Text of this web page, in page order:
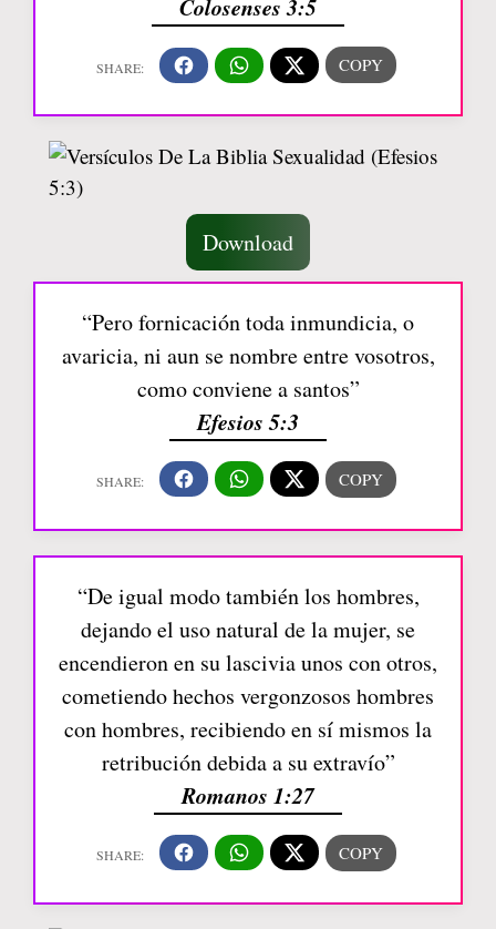
Colosenses 3:5
Download
“Pero fornicación toda inmundicia, o
avaricia, ni aun se nombre entre vosotros,
como conviene a santos”
Efesios 5:3
“De igual modo también los hombres,
dejando el uso natural de la mujer, se
encendieron en su lascivia unos con otros,
cometiendo hechos vergonzosos hombres
con hombres, recibiendo en sí mismos la
retribución debida a su extravío”
Romanos 1:27